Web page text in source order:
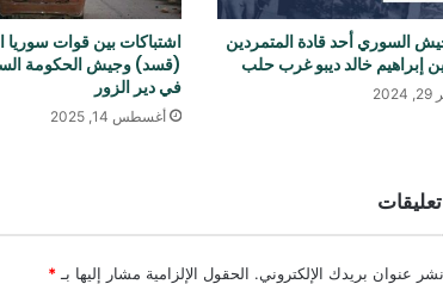
السوري أحد قادة المتمردين
إبراهيم خالد ديبو غرب حلب
اشتباكات بين قوات سوريا
(قسد) وجيش الحكومة
في دير الزور
أغسطس 14, 2025
عنوان بريدك الإلكتروني. الحقول الإلزامية مشار إليها بـ *